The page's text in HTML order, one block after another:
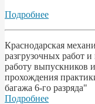
Подробнее
Краснодарская
разгрузочных работ
работу выпускников
прохождения
багажа 6-го разряда"
Подробнее